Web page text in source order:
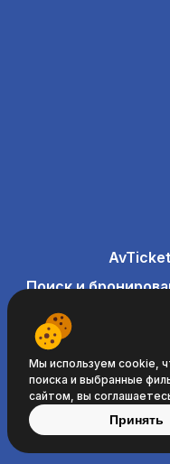
Поиск и
Мы используем cookie,
поиска и выбранные
сайтом, вы
Принять